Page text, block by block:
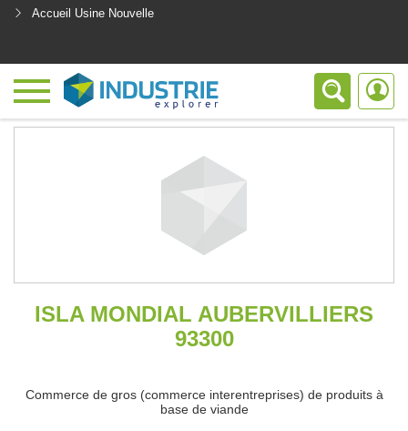
Accueil Usine Nouvelle
ISLA MONDIAL AUBERVILLIERS
93300
Commerce de gros (commerce interentreprises) de produits à
base de viande